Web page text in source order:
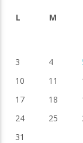
L M
3
4
10
11
17
18
24
25
31